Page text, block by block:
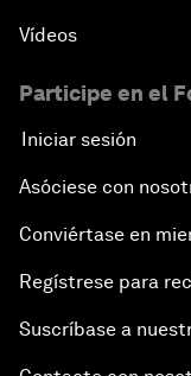
Vídeos
Participe en el
Iniciar sesión
Asóciese con
Conviértase en
Regístrese para
Suscríbase a